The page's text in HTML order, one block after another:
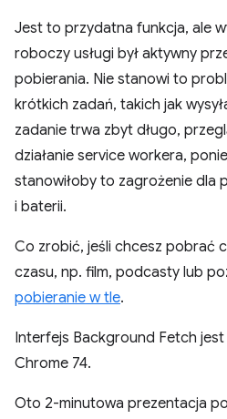
Jest to przydatna funkcja, ale
roboczy usługi był aktywny
pobierania. Nie stanowi to
krótkich zadań, takich jak
zadanie trwa zbyt długo,
działanie service workera,
stanowiłoby to zagrożenie dla
i baterii.
Co zrobić, jeśli chcesz pobrać
czasu, np. film, podcasty lub
pobieranie w tle.
Interfejs Background Fetch
Chrome 74.
Oto 2-minutowa prezentacja